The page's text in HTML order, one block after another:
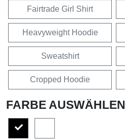
Fairtrade Girl Shirt
Heavyweight Hoodie
Sweatshirt
Cropped Hoodie
FARBE AUSWÄHLEN